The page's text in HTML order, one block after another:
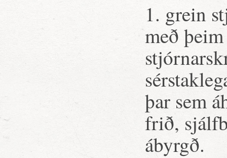
1. grein
með
þar sem
frið,
ábyrgð.